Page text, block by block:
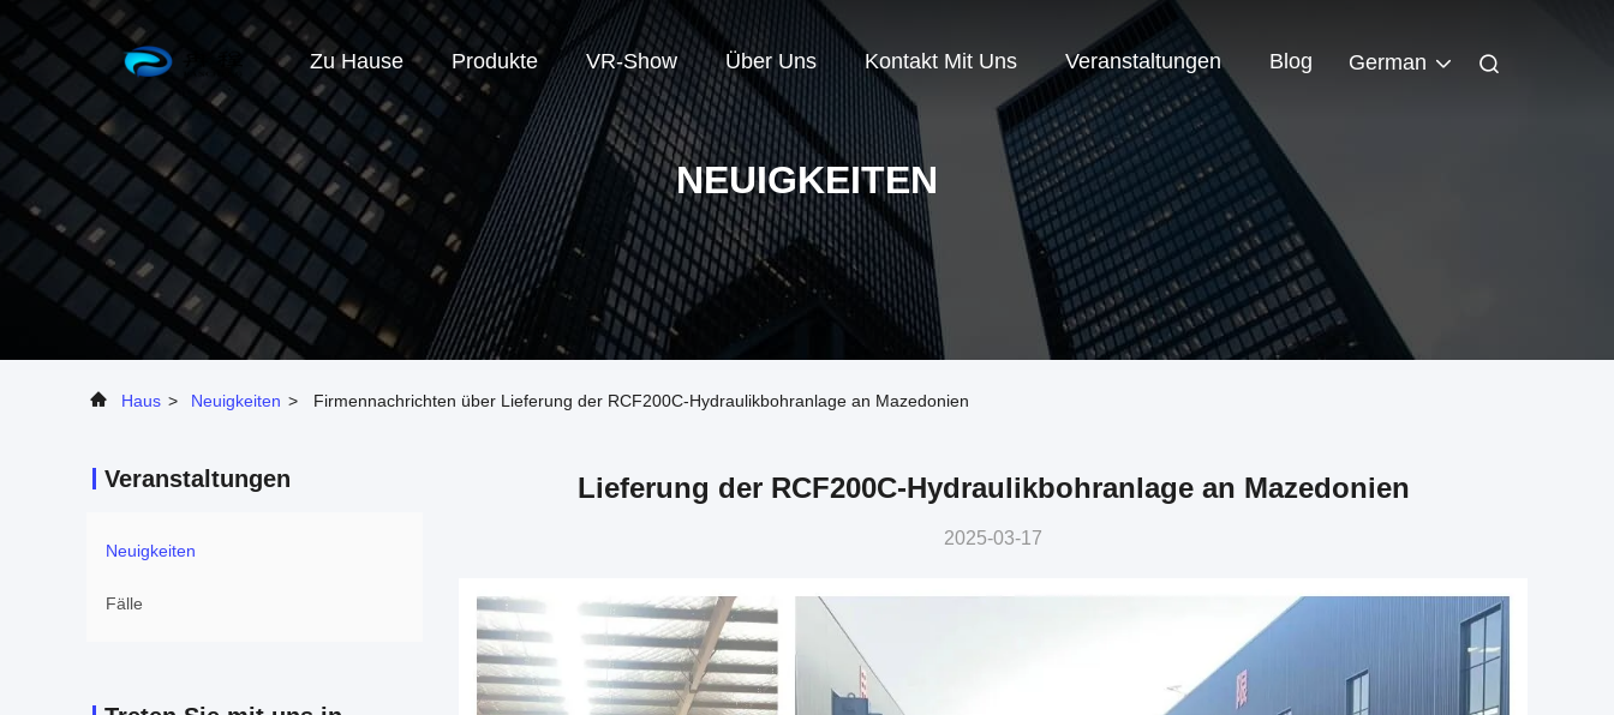
Zu Hause Produkte VR-Show Über Uns Kontakt Mit Uns Veranstaltungen Blog German
NEUIGKEITEN
Haus > Neuigkeiten > Firmennachrichten über Lieferung der RCF200C-Hydraulikbohranlage an Mazedonien
Veranstaltungen
Neuigkeiten
Fälle
Lieferung der RCF200C-Hydraulikbohranlage an Mazedonien
2025-03-17